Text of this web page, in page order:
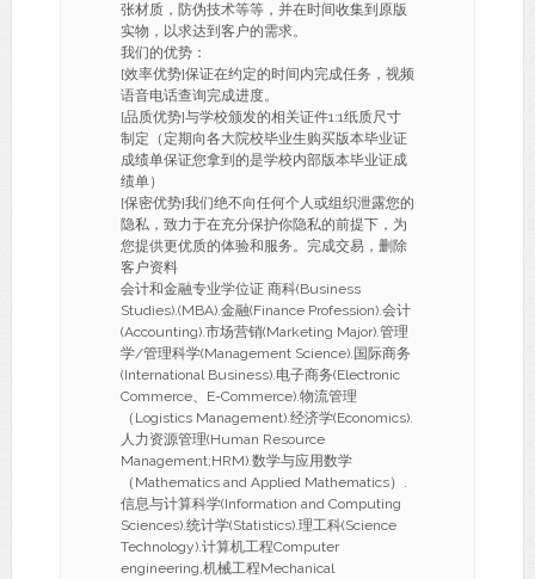
张材质，防伪技术等等，并在时间收集到原版
实物，以求达到客户的需求。
我们的优势：
[效率优势]保证在约定的时间内完成任务，视频
语音电话查询完成进度。
[品质优势]与学校颁发的相关证件1:1纸质尺寸
制定（定期向各大院校毕业生购买版本毕业证
成绩单保证您拿到的是学校内部版本毕业证成
绩单）
[保密优势]我们绝不向任何个人或组织泄露您的
隐私，致力于在充分保护你隐私的前提下，为
您提供更优质的体验和服务。完成交易，删除
客户资料
会计和金融专业学位证 商科(Business
Studies).(MBA).金融(Finance Profession).会计
(Accounting).市场营销(Marketing Major).管理
学/管理科学(Management Science).国际商务
(International Business).电子商务(Electronic
Commerce、E-Commerce).物流管理
（Logistics Management).经济学(Economics).
人力资源管理(Human Resource
Management;HRM).数学与应用数学
（Mathematics and Applied Mathematics）.
信息与计算科学(Information and Computing
Sciences).统计学(Statistics).理工科(Science
Technology).计算机工程Computer
engineering,机械工程Mechanical